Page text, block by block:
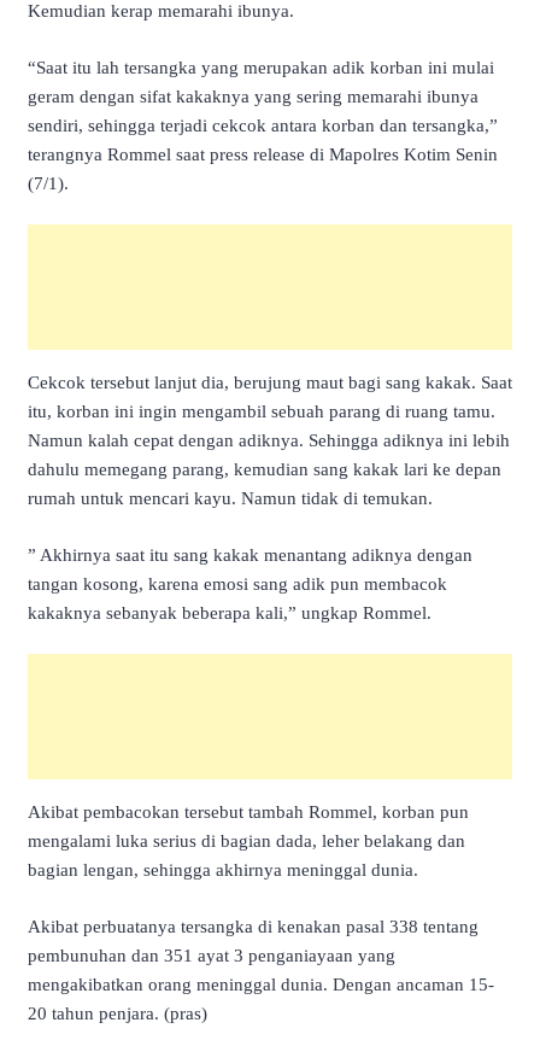
Kemudian kerap memarahi ibunya.
“Saat itu lah tersangka yang merupakan adik korban ini mulai
geram dengan sifat kakaknya yang sering memarahi ibunya
sendiri, sehingga terjadi cekcok antara korban dan tersangka,”
terangnya Rommel saat press release di Mapolres Kotim Senin
(7/1).
Cekcok tersebut lanjut dia, berujung maut bagi sang kakak. Saat
itu, korban ini ingin mengambil sebuah parang di ruang tamu.
Namun kalah cepat dengan adiknya. Sehingga adiknya ini lebih
dahulu memegang parang, kemudian sang kakak lari ke depan
rumah untuk mencari kayu. Namun tidak di temukan.
” Akhirnya saat itu sang kakak menantang adiknya dengan
tangan kosong, karena emosi sang adik pun membacok
kakaknya sebanyak beberapa kali,” ungkap Rommel.
Akibat pembacokan tersebut tambah Rommel, korban pun
mengalami luka serius di bagian dada, leher belakang dan
bagian lengan, sehingga akhirnya meninggal dunia.
Akibat perbuatanya tersangka di kenakan pasal 338 tentang
pembunuhan dan 351 ayat 3 penganiayaan yang
mengakibatkan orang meninggal dunia. Dengan ancaman 15-
20 tahun penjara. (pras)